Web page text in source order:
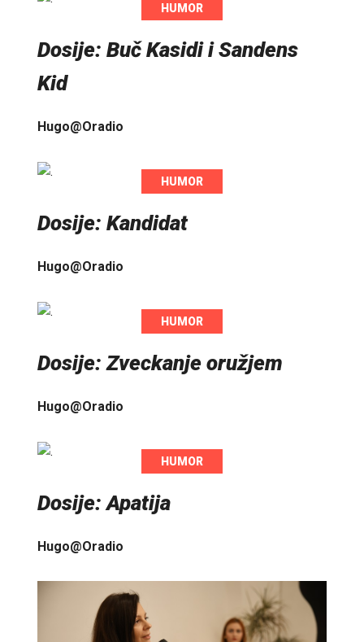
HUMOR
Dosije: Buč Kasidi i Sandens
Kid
Hugo@Oradio
HUMOR
Dosije: Kandidat
Hugo@Oradio
HUMOR
Dosije: Zveckanje oružjem
Hugo@Oradio
HUMOR
Dosije: Apatija
Hugo@Oradio